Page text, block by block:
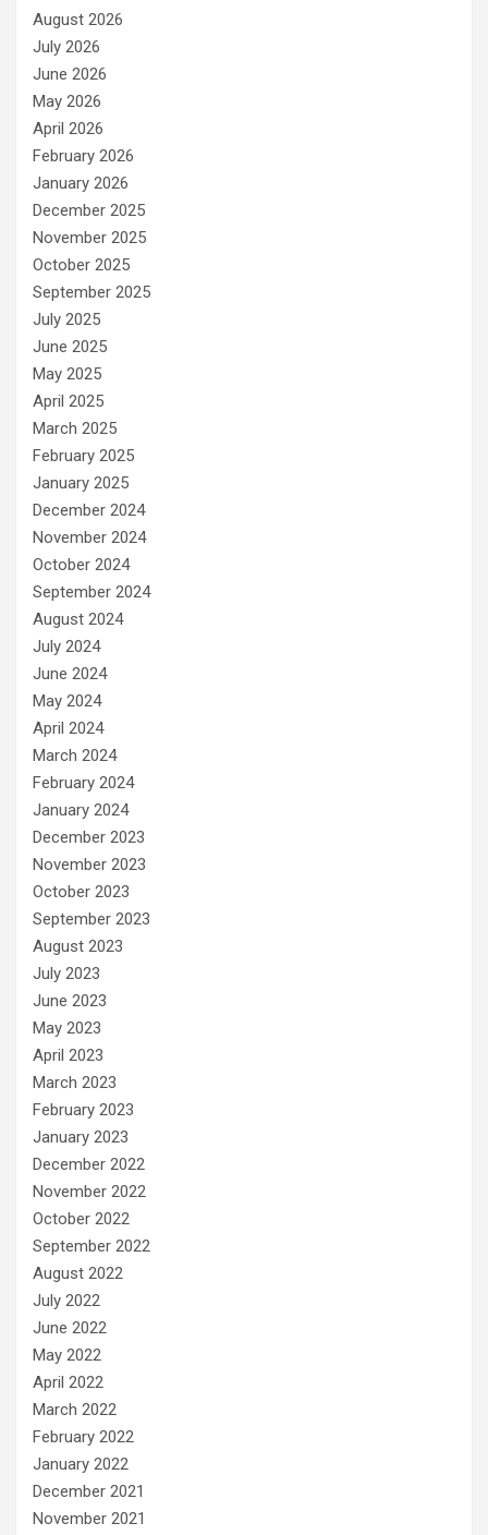
i
e
s
August 2026
July 2026
June 2026
May 2026
April 2026
February 2026
January 2026
December 2025
November 2025
October 2025
September 2025
July 2025
June 2025
May 2025
April 2025
March 2025
February 2025
January 2025
December 2024
November 2024
October 2024
September 2024
August 2024
July 2024
June 2024
May 2024
April 2024
March 2024
February 2024
January 2024
December 2023
November 2023
October 2023
September 2023
August 2023
July 2023
June 2023
May 2023
April 2023
March 2023
February 2023
January 2023
December 2022
November 2022
October 2022
September 2022
August 2022
July 2022
June 2022
May 2022
April 2022
March 2022
February 2022
January 2022
December 2021
November 2021